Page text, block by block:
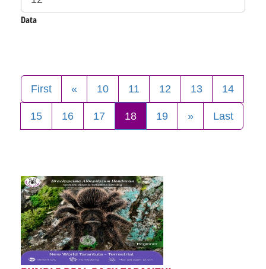
Data
First « 10 11 12 13 14
15 16 17 18 19 » Last